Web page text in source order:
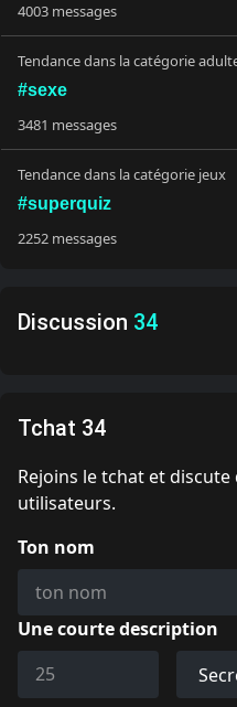
Discussion 34
Tchat 34
Rejoins le tchat et discute
utilisateurs.
Ton nom
Une courte description
4003 messages
Tendance dans la catégorie
#sexe
3481 messages
Tendance dans la catégorie jeux
#superquiz
2252 messages